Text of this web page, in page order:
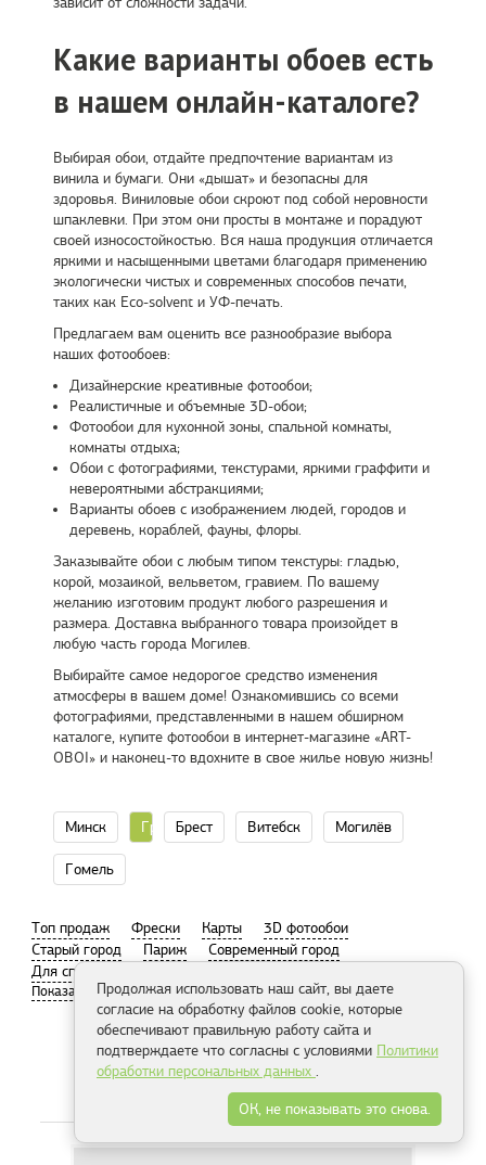
Какие варианты обоев есть
в нашем онлайн-каталоге?
Выбирая обои, отдайте предпочтение вариантам из
винила и бумаги. Они «дышат» и безопасны для
здоровья. Виниловые обои скроют под собой неровности
шпаклевки. При этом они просты в монтаже и порадуют
своей износостойкостью. Вся наша продукция отличается
яркими и насыщенными цветами благодаря применению
экологически чистых и современных способов печати,
таких как Eco-solvent и УФ-печать.
Предлагаем вам оценить все разнообразие выбора
наших фотообоев:
Дизайнерские креативные фотообои;
Реалистичные и объемные 3D-обои;
Фотообои для кухонной зоны, спальной комнаты,
комнаты отдыха;
Обои с фотографиями, текстурами, яркими граффити и
невероятными абстракциями;
Варианты обоев с изображением людей, городов и
деревень, кораблей, фауны, флоры.
Заказывайте обои с любым типом текстуры: гладью,
корой, мозаикой, вельветом, гравием. По вашему
желанию изготовим продукт любого разрешения и
размера. Доставка выбранного товара произойдет в
любую часть города Могилев.
Выбирайте самое недорогое средство изменения
атмосферы в вашем доме! Ознакомившись со всеми
фотографиями, представленными в нашем обширном
каталоге, купите фотообои в интернет-магазине «ART-
OBOI» и наконец-то вдохните в свое жилье новую жизнь!
Минск ГродноБрест Витебск Могилёв
Гомель
Tоп продаж Фрески Карты
3D фотообои
Старый город
Париж
Современный город
Для спальни
Распродажа
Продолжая использовать наш сайт, вы даете
согласие на обработку файлов cookie, которые
обеспечивают правильную работу сайта и
подтверждаете что согласны с условиями Политики
обработки персональных данных .
ОК, не показывать это снова.